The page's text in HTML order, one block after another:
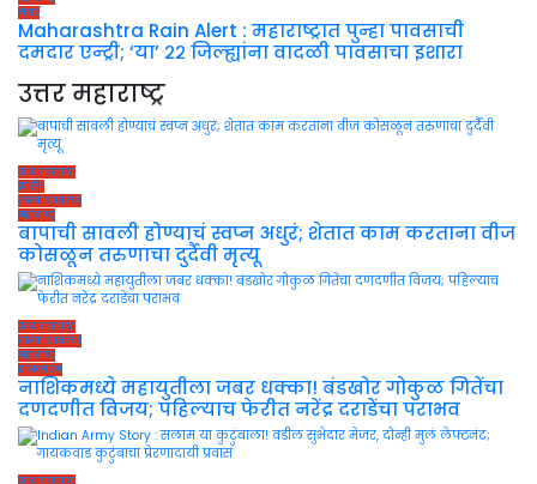
मुंबई
Maharashtra Rain Alert : महाराष्ट्रात पुन्हा पावसाची
दमदार एन्ट्री; ‘या’ २२ जिल्ह्यांना वादळी पावसाचा इशारा
उत्तर महाराष्ट्र
उत्तर महाराष्ट्र
क्राईम
ताज्या बातम्या
महाराष्ट्र
बापाची सावली होण्याचं स्वप्न अधुरं; शेतात काम करताना वीज
कोसळून तरुणाचा दुर्दैवी मृत्यू
उत्तर महाराष्ट्र
ताज्या बातम्या
महाराष्ट्र
राजकारण
नाशिकमध्ये महायुतीला जबर धक्का! बंडखोर गोकुळ गितेंचा
दणदणीत विजय; पहिल्याच फेरीत नरेंद्र दराडेंचा पराभव
उत्तर महाराष्ट्र